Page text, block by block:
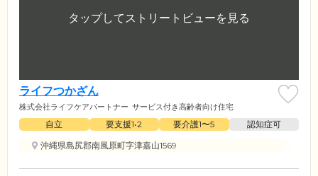
ライフつかざん
株式会社ライフケアパートナー サービス付き高齢者向け住宅
自立 要支援1•2 要介護1〜5
認知症可
沖縄県島尻郡南風原町字津嘉山1569